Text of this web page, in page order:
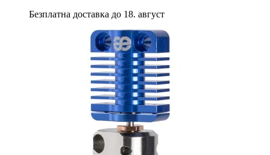
Безплатна доставка до 18. август